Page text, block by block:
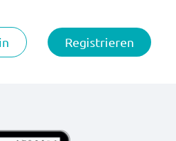
Registrieren